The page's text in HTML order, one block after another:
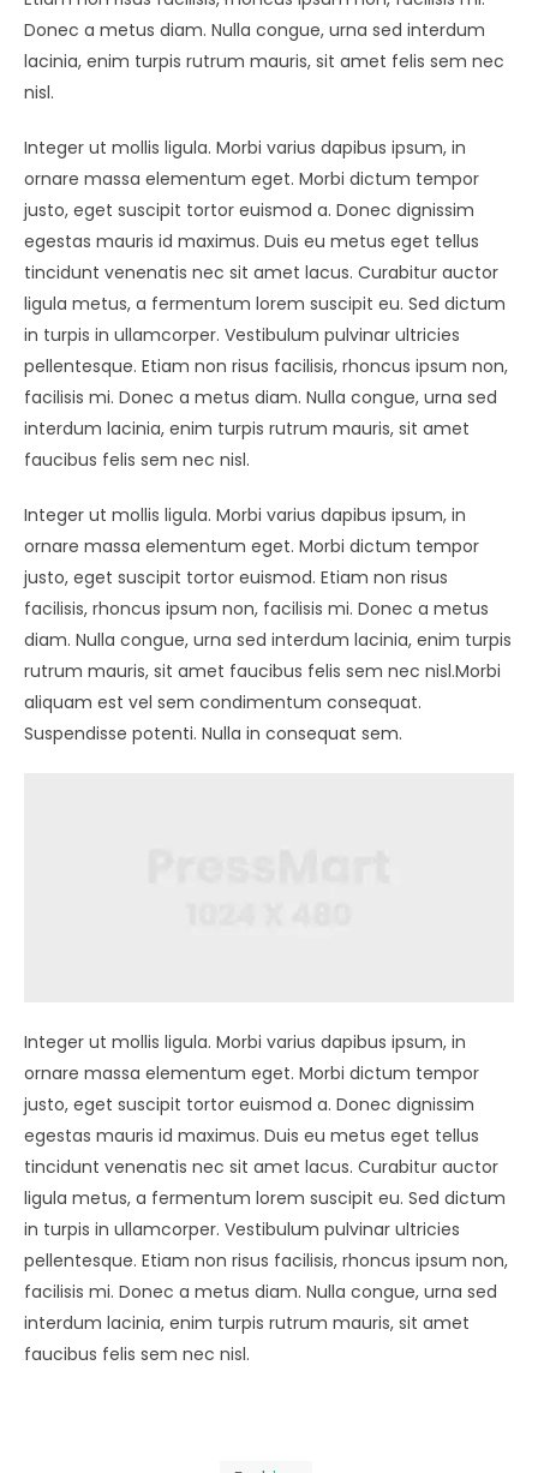
Donec a metus diam. Nulla congue, urna sed interdum
lacinia, enim turpis rutrum mauris, sit amet felis sem nec
nisl.
Integer ut mollis ligula. Morbi varius dapibus ipsum, in
ornare massa elementum eget. Morbi dictum tempor
justo, eget suscipit tortor euismod a. Donec dignissim
egestas mauris id maximus. Duis eu metus eget tellus
tincidunt venenatis nec sit amet lacus. Curabitur auctor
ligula metus, a fermentum lorem suscipit eu. Sed dictum
in turpis in ullamcorper. Vestibulum pulvinar ultricies
pellentesque. Etiam non risus facilisis, rhoncus ipsum non,
facilisis mi. Donec a metus diam. Nulla congue, urna sed
interdum lacinia, enim turpis rutrum mauris, sit amet
faucibus felis sem nec nisl.
Integer ut mollis ligula. Morbi varius dapibus ipsum, in
ornare massa elementum eget. Morbi dictum tempor
justo, eget suscipit tortor euismod. Etiam non risus
facilisis, rhoncus ipsum non, facilisis mi. Donec a metus
diam. Nulla congue, urna sed interdum lacinia, enim turpis
rutrum mauris, sit amet faucibus felis sem nec nisl.Morbi
aliquam est vel sem condimentum consequat.
Suspendisse potenti. Nulla in consequat sem.
Integer ut mollis ligula. Morbi varius dapibus ipsum, in
ornare massa elementum eget. Morbi dictum tempor
justo, eget suscipit tortor euismod a. Donec dignissim
egestas mauris id maximus. Duis eu metus eget tellus
tincidunt venenatis nec sit amet lacus. Curabitur auctor
ligula metus, a fermentum lorem suscipit eu. Sed dictum
in turpis in ullamcorper. Vestibulum pulvinar ultricies
pellentesque. Etiam non risus facilisis, rhoncus ipsum non,
facilisis mi. Donec a metus diam. Nulla congue, urna sed
interdum lacinia, enim turpis rutrum mauris, sit amet
faucibus felis sem nec nisl.